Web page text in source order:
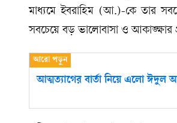
মাধ্যমে ইবরাহিম (আ.)-কে তার
সবচেয়ে বড় ভালোবাসা ও আকাঙ্ক্ষার
আত্মত্যাগের বার্তা নিয়ে এলো ঈদুল